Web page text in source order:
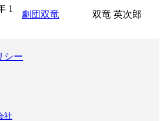
1
劇団双竜 双竜 英次郎
シー
社